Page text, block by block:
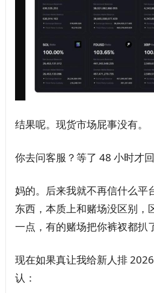
结果呢。现货市场屁事没有。
你去问客服？等了 48 小时才
妈的。后来我就不再信什么平
东西，本质上和赌场没区别，
一点，有的赌场把你裤衩都扒
现在如果真让我给新人排
认：